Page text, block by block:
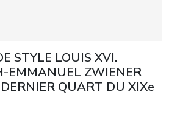
STYLE LOUIS XVI.
EMMANUEL ZWIENER
QUART DU XIXe